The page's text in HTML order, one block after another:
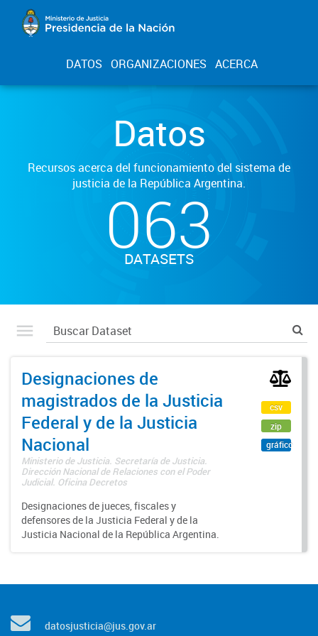
DATOS ORGANIZACIONES ACERCA
Datos
Recursos acerca del funcionamiento del sistema de
justicia de la República Argentina.
063
DATASETS
Designaciones de
magistrados de la Justicia
Federal y de la Justicia
Nacional
Ministerio de Justicia. Secretaría de Justicia.
Dirección Nacional de Relaciones con el Poder
Judicial. Oficina Decretos
Designaciones de jueces, fiscales y
defensores de la Justicia Federal y de la
Justicia Nacional de la República Argentina.
csv
zip
gráfico
datosjusticia@jus.gov.ar